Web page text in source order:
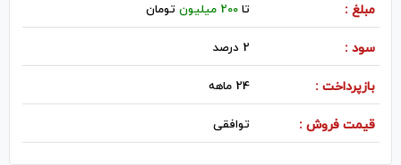
مبلغ : تا200 میلیون تومان
سود : 2 درصد
بازپرداخت : 24 ماهه
قیمت فروش : توافقی